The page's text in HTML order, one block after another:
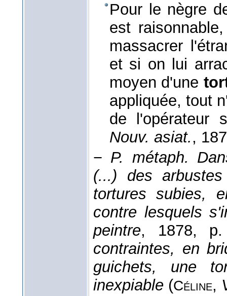
Pour le nègre
est
massacrer
et si on lui
moyen d'une
appliquée, tout
de l'opérateur
Nouv. asiat.,
− P. métaph.
(...) des
tortures subies,
contre lesquels
peintre, 1878, p.
contraintes, en
guichets, une
inexpiable (Céline,